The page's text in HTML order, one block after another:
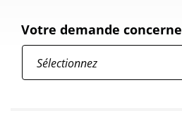
Votre demande concerne